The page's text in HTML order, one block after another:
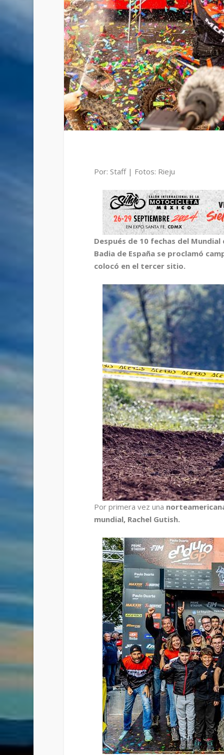
Por: Staff | Fotos: Rieju
Después de 10 fechas del
Badia de España se proclamó
colocó en el tercer sitio.
Por primera vez una
mundial, Rachel Gutish.